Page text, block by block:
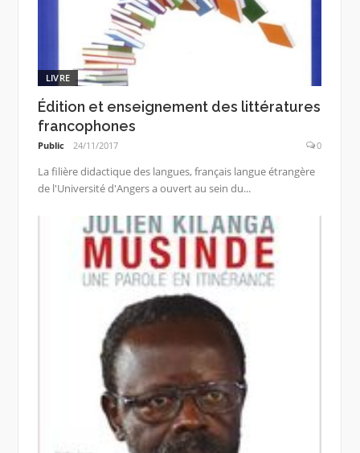
LIVRE
Édition et enseignement des littératures
francophones
Public 24/11/2017 0
La filière didactique des langues, français langue étrangère
de l'Université d'Angers a ouvert au sein du...